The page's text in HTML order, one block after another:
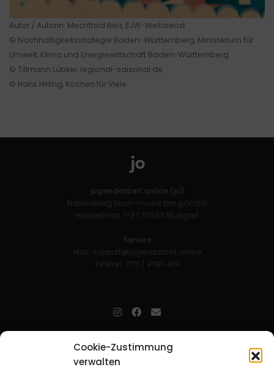
Cookie-Zustimmung
verwalten
Autor / Autorin: Mechthild Belz, EJW-Weltdienst
© Nachhaltigkeitsstrategie Baden-Württemberg, Ministerium für
Umwelt, Klima und Energiewirtschaft Baden-Württemberg
© Tillmann Lübker, regional-saisonal.de
© Hans Hirling, Kochen für Viele
jugendarbeit.online (jo)
Praxisverlag buch+musik bm gGmbH
Haeberlinstr. 1–3 | 70563 Stuttgart
Service
Mail: support@jugendarbeit.online
Telefon: 0711 / 9781-419
Mitarbeitende in der christlichen Kinder-, Jugend- und jungen
Erwachsenenarbeit. Aufjofindet man unkompliziert und schnell